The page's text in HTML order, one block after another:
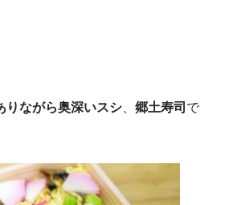
りながら奥深いスシ 郷土寿司 で